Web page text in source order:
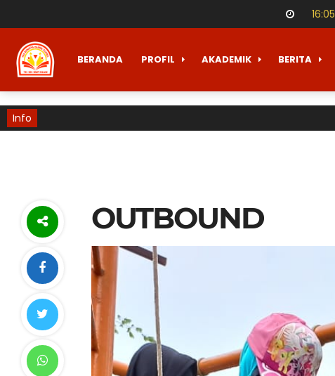
16:05
BERANDA PROFIL AKADEMIK BERITA
Info
OUTBOUND